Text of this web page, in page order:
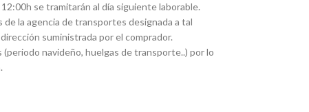
se tramitarán al día siguiente laborable.
la agencia de transportes designada a tal
suministrada por el comprador.
navideño, huelgas de transporte..) por lo